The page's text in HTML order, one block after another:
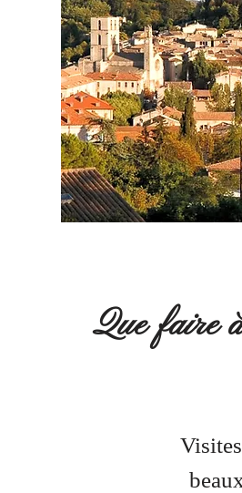
Que faire